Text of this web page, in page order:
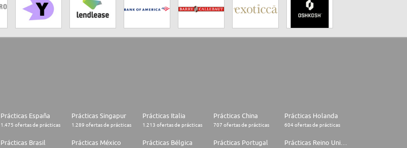
Prácticas España
1.475 ofertas de prácticas
Prácticas Singapur
1.289 ofertas de prácticas
Prácticas Italia
1.213 ofertas de prácticas
Prácticas China
707 ofertas de prácticas
Prácticas Holanda
604 ofertas de prácticas
Prácticas Brasil Prácticas México Prácticas Bélgica Prácticas Portugal